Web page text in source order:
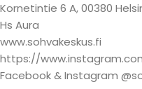
Kornetintie 6 A, 00380
Hs Aura
www.sohvakeskus.fi
https://
Facebook & Instagram